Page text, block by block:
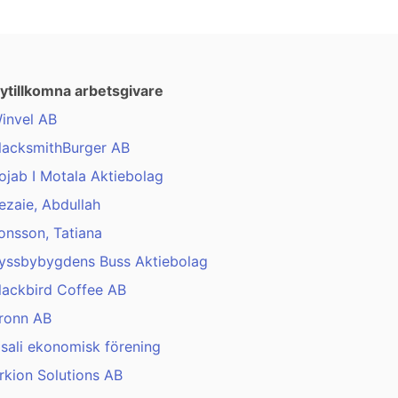
arbetsgivare
AB
AB
I Motala Aktiebolag
Abdullah
Tatiana
Buss Aktiebolag
Coffee AB
AB
ekonomisk förening
Solutions AB